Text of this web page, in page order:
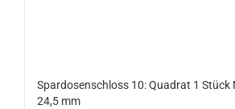
Spardosenschloss 10: Quadrat 1 Stück
24,5 mm